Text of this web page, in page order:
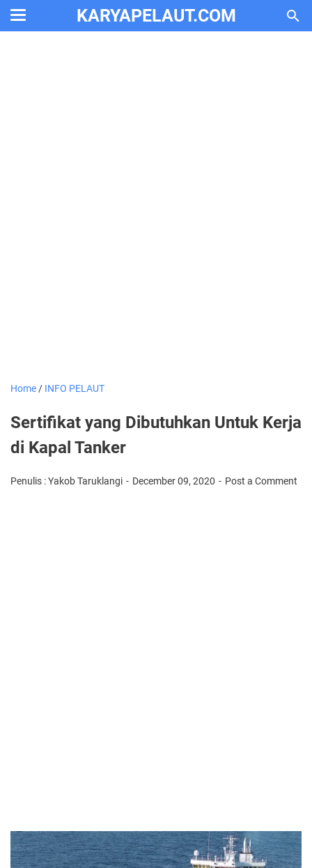
KARYAPELAUT.COM
Home / INFO PELAUT
Sertifikat yang Dibutuhkan Untuk Kerja
di Kapal Tanker
Penulis : Yakob Taruklangi December 09, 2020 Post a Comment